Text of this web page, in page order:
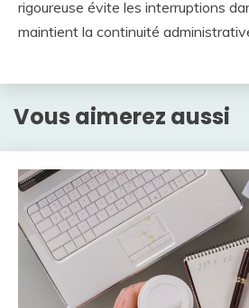
rigoureuse évite les interruptions
maintient la continuité
Vous aimerez aussi